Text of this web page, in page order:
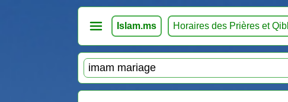
Islam.ms Horaires des Prières et